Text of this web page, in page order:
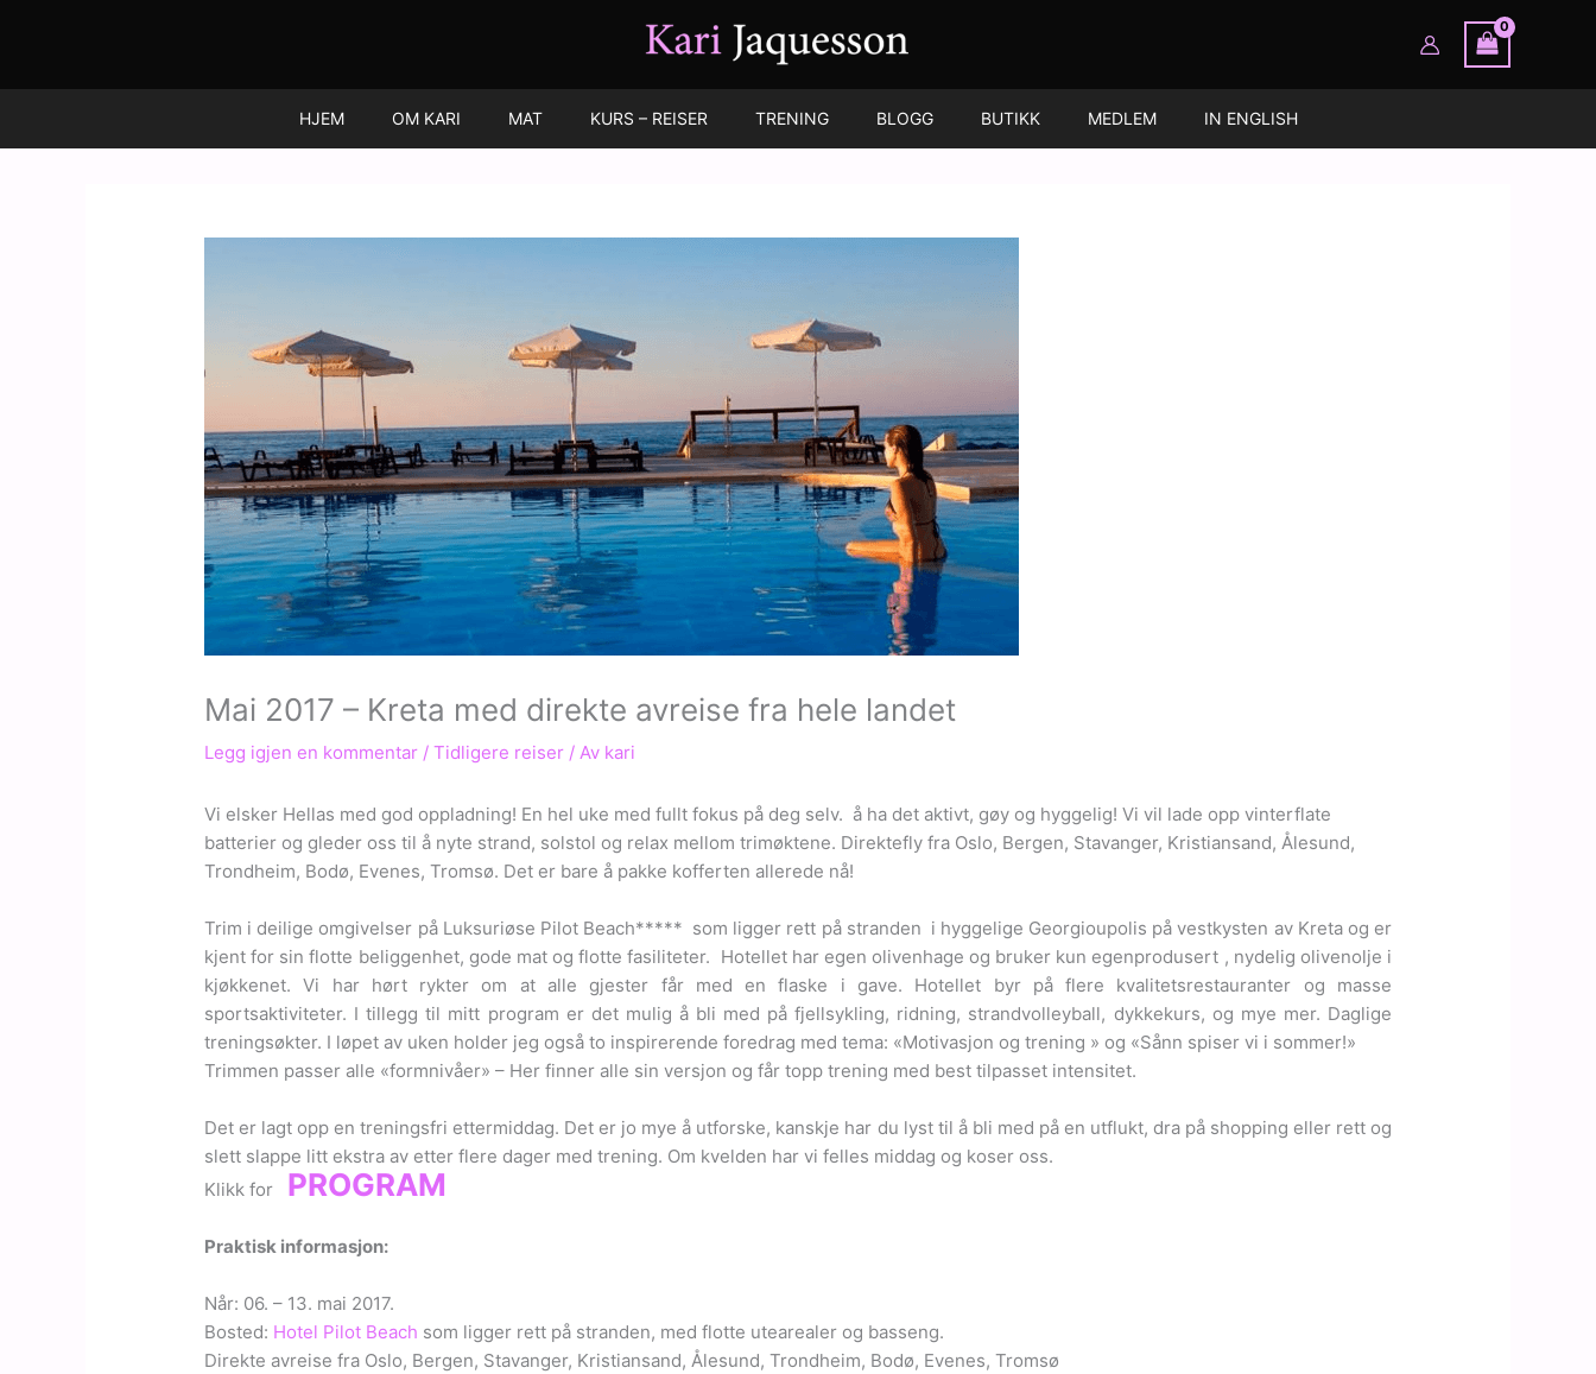
HJEM OM KARI MAT KURS – REISER TRENING BLOGG BUTIKK MEDLEM IN ENGLISH
Mai 2017 – Kreta med direkte avreise fra hele landet
Legg igjen en kommentar /Tidligere reiser / Av kari
Vi elsker Hellas med god oppladning! En hel uke med fullt fokus på deg selv. å ha det aktivt, gøy og hyggelig! Vi vil lade opp vinterflate
batterier og gleder oss til å nyte strand, solstol og relax mellom trimøktene. Direktefly fra Oslo, Bergen, Stavanger, Kristiansand, Ålesund,
Trondheim, Bodø, Evenes, Tromsø. Det er bare å pakke kofferten allerede nå!
Trim i deilige omgivelser på Luksuriøse Pilot Beach***** som ligger rett på stranden i hyggelige Georgioupolis på vestkysten av Kreta og er
kjent for sin flotte beliggenhet, gode mat og flotte fasiliteter. Hotellet har egen olivenhage og bruker kun egenprodusert , nydelig olivenolje i
kjøkkenet. Vi har hørt rykter om at alle gjester får med en flaske i gave. Hotellet byr på flere kvalitetsrestauranter og masse
sportsaktiviteter. I tillegg til mitt program er det mulig å bli med på fjellsykling, ridning, strandvolleyball, dykkekurs, og mye mer. Daglige
treningsøkter. I løpet av uken holder jeg også to inspirerende foredrag med tema: «Motivasjon og trening » og «Sånn spiser vi i sommer!»
Trimmen passer alle «formnivåer» – Her finner alle sin versjon og får topp trening med best tilpasset intensitet.
Det er lagt opp en treningsfri ettermiddag. Det er jo mye å utforske, kanskje har du lyst til å bli med på en utflukt, dra på shopping eller rett og
slett slappe litt ekstra av etter flere dager med trening. Om kvelden har vi felles middag og koser oss.
Klikk for PROGRAM
Praktisk informasjon:
Når: 06. – 13. mai 2017.
Bosted: Hotel Pilot Beach som ligger rett på stranden, med flotte utearealer og basseng.
Direkte avreise fra Oslo, Bergen, Stavanger, Kristiansand, Ålesund, Trondheim, Bodø, Evenes, Tromsø